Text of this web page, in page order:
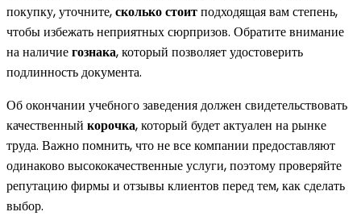
покупку, уточните,сколько стоитподходящая вам степень,
чтобы избежать неприятных сюрпризов. Обратите внимание
на наличиегознака, который позволяет удостоверить
подлинность документа.
Об окончании учебного заведения должен свидетельствовать
качественный корочка, который будет актуален на рынке
труда. Важно помнить, что не все компании предоставляют
одинаково высококачественные услуги, поэтому проверяйте
репутацию фирмы и отзывы клиентов перед тем, как сделать
выбор.